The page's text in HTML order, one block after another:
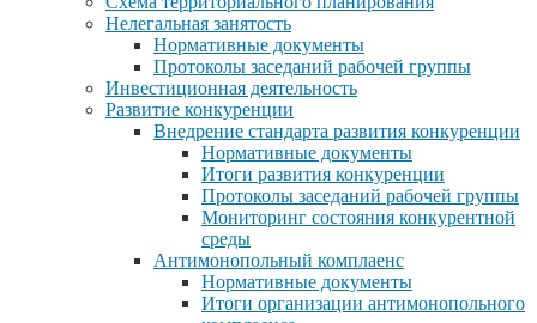
Нелегальная занятость
Нормативные документы
Протоколы заседаний рабочей группы
Инвестиционная деятельность
Развитие конкуренции
Внедрение стандарта развития конкуренции
Нормативные документы
Итоги развития конкуренции
Протоколы заседаний рабочей группы
Мониторинг состояния конкурентной
среды
Антимонопольный комплаенс
Нормативные документы
Итоги организации антимонопольного